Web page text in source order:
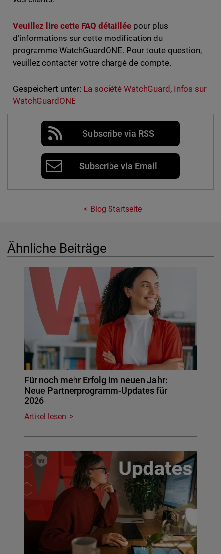
Veuillez lire cette FAQ détaillée pour plus
d’informations sur cette modification du
programme WatchGuardONE. Pour toute question,
veuillez contacter votre chargé de compte.
Gespeichert unter: La société WatchGuard, Infos sur
WatchGuardONE
Subscribe via RSS
Subscribe via Email
Blog Startseite
Ähnliche Beiträge
Für noch mehr Erfolg im neuen Jahr:
Neue Partnerprogramm-Updates für
2026
Artikel lesen